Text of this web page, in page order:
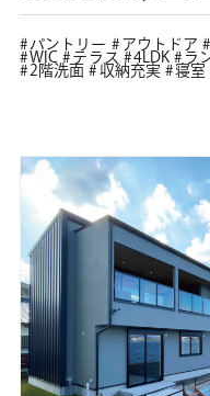
パントリー アウトドア
WIC
テラス 4LDK ラ
2階洗面
収納充実 寝室